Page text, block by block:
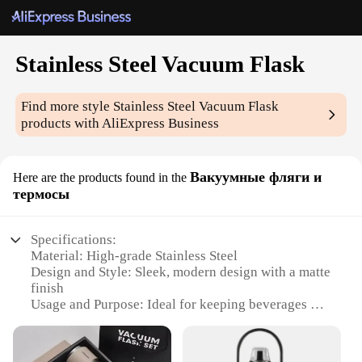
Stainless Steel Vacuum Flask
Find more style Stainless Steel Vacuum Flask
products with AliExpress Business
Here are the products found in the Вакуумные фляги и
термосы
Specifications:
Material: High-grade Stainless Steel
Design and Style: Sleek, modern design with a matte
finish
Usage and Purpose: Ideal for keeping beverages hot
Performance and Property: Double-wall vacuum
insulation ensures temperature retention